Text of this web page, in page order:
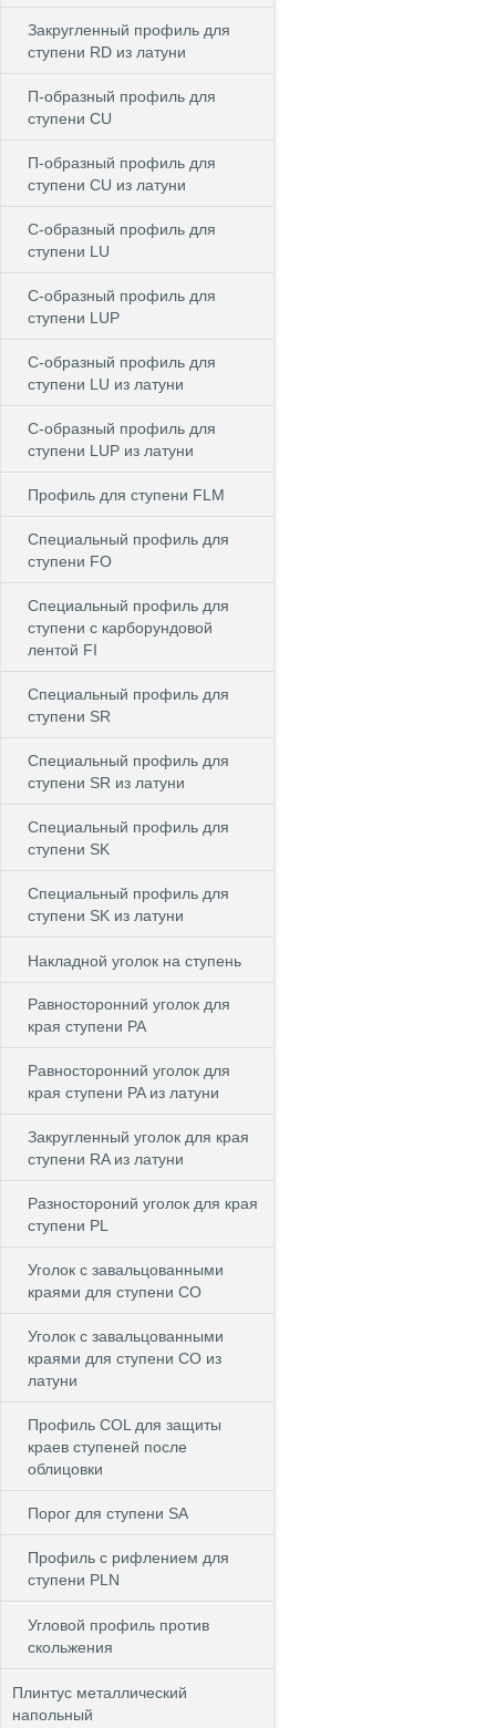
Закругленный профиль для
ступени RD из латуни
П-образный профиль для
ступени CU
П-образный профиль для
ступени CU из латуни
C-образный профиль для
ступени LU
C-образный профиль для
ступени LUP
C-образный профиль для
ступени LU из латуни
C-образный профиль для
ступени LUP из латуни
Профиль для ступени FLM
Специальный профиль для
ступени FO
Специальный профиль для
ступени c карборундовой
лентой FI
Специальный профиль для
ступени SR
Специальный профиль для
ступени SR из латуни
Специальный профиль для
ступени SK
Специальный профиль для
ступени SK из латуни
Накладной уголок на ступень
Равносторонний уголок для
края ступени PA
Равносторонний уголок для
края ступени PA из латуни
Закругленный уголок для края
ступени RA из латуни
Разностороний уголок для края
ступени PL
Уголок с завальцованными
краями для ступени CO
Уголок с завальцованными
краями для ступени CO из
латуни
Профиль COL для защиты
краев ступеней после
облицовки
Порог для ступени SA
Профиль с рифлением для
ступени PLN
Угловой профиль против
скольжения
Плинтус металлический
напольный